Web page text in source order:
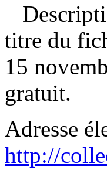
titre du
15
gratuit.
Adresse
http://